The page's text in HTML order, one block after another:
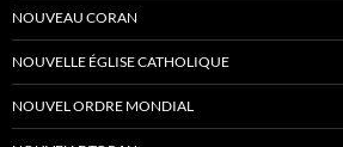
NOUVEAU CORAN
NOUVELLE ÉGLISE CATHOLIQUE
NOUVEL ORDRE MONDIAL